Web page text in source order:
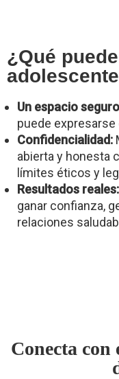
¿Qué
Un espacio
puede expresarse
Confidencialidad:
abierta y honesta
límites éticos y
Resultados reales:
ganar confianza,
relaciones
Conecta con